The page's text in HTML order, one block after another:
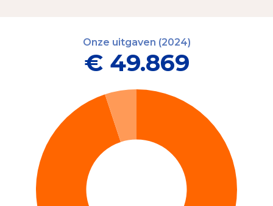
Onze uitgaven (2024)
€ 49.869